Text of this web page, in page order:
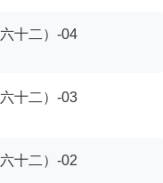
十二）-04
十二）-03
十二）-02